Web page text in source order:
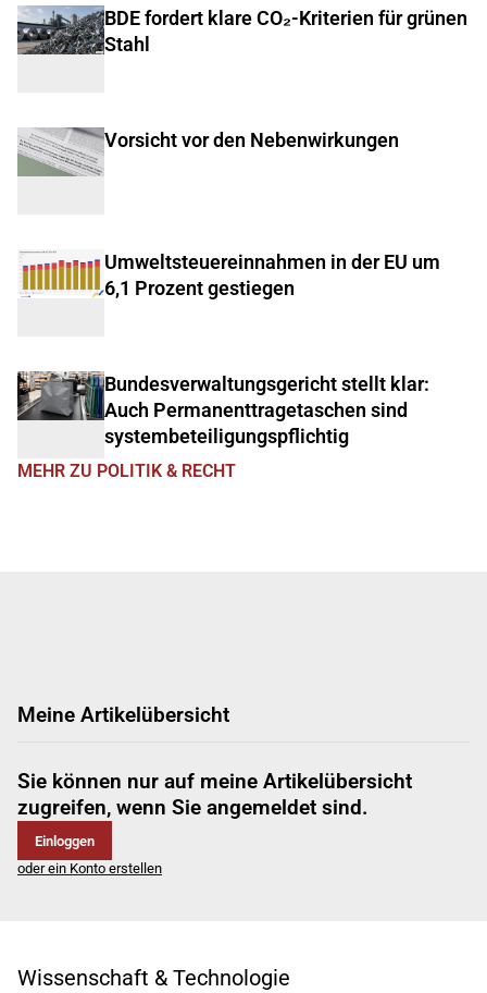
BDE fordert klare CO₂-Kriterien für grünen
Stahl
Vorsicht vor den Nebenwirkungen
Umweltsteuereinnahmen in der EU um
6,1 Prozent gestiegen
Bundesverwaltungsgericht stellt klar:
Auch Permanenttragetaschen sind
systembeteiligungspflichtig
MEHR ZU POLITIK & RECHT
Meine Artikelübersicht
Sie können nur auf meine Artikelübersicht
zugreifen, wenn Sie angemeldet sind.
Einloggen
oder ein Konto erstellen
Wissenschaft & Technologie